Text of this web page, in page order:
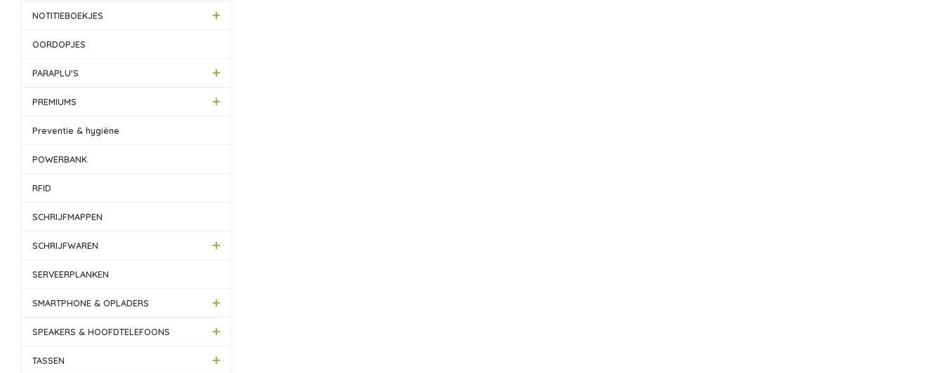
NOTITIEBOEKJES
OORDOPJES
PARAPLU'S
PREMIUMS
Preventie & hygiëne
POWERBANK
RFID
SCHRIJFMAPPEN
SCHRIJFWAREN
SERVEERPLANKEN
SMARTPHONE & OPLADERS
SPEAKERS & HOOFDTELEFOONS
TASSEN